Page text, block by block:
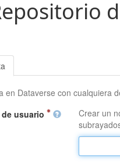
en Dataverse con cualquiera
usuario
Crear un